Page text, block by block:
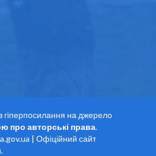
гіперпосилання на джерело
про авторські права.
| Офіційний сайт